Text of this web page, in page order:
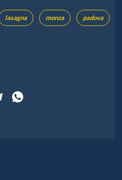
lasagna monza padova